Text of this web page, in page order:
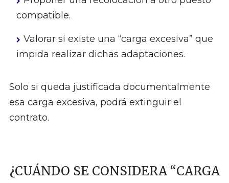
compatible.
Valorar si existe una “carga excesiva” que
impida realizar dichas adaptaciones.
Solo si queda justificada documentalmente
esa carga excesiva, podrá extinguir el
contrato.
¿CUÁNDO SE CONSIDERA “CARGA